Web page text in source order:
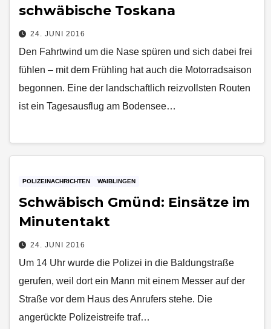
schwäbische Toskana
24. JUNI 2016
Den Fahrtwind um die Nase spüren und sich dabei frei
fühlen – mit dem Frühling hat auch die Motorradsaison
begonnen. Eine der landschaftlich reizvollsten Routen
ist ein Tagesausflug am Bodensee…
POLIZEINACHRICHTEN WAIBLINGEN
Schwäbisch Gmünd: Einsätze im
Minutentakt
24. JUNI 2016
Um 14 Uhr wurde die Polizei in die Baldungstraße
gerufen, weil dort ein Mann mit einem Messer auf der
Straße vor dem Haus des Anrufers stehe. Die
angerückte Polizeistreife traf…